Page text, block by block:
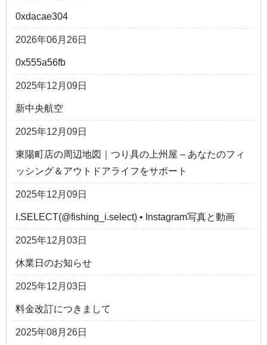
0xdacae304
2026年06月26日
0x555a56fb
2025年12月09日
新中央航空
2025年12月09日
東陽町店の周辺地図｜つり具の上州屋 – あなたのフィ
ッシング＆アウトドアライフをサポート
2025年12月09日
I.SELECT(@fishing_i.select) • Instagram写真と動画
2025年12月03日
休業日のお知らせ
2025年12月03日
料金改訂につきまして
2025年08月26日